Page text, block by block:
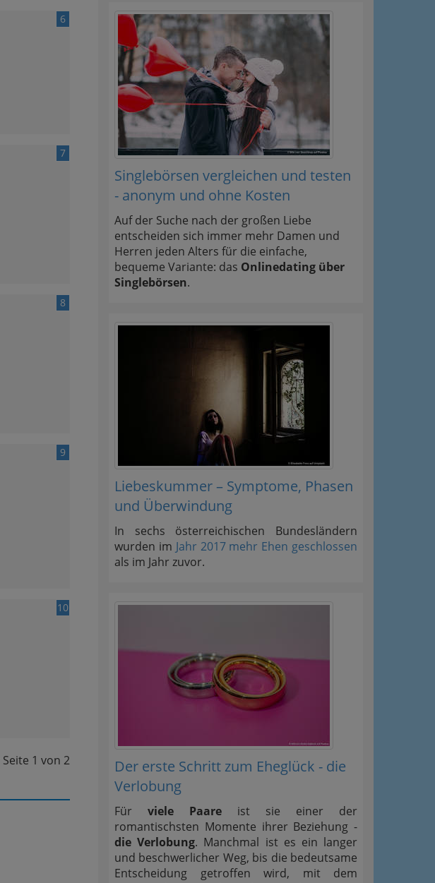
6
7
8
9
10
Seite 1 von 2
Singlebörsen vergleichen und testen
- anonym und ohne Kosten
Auf der Suche nach der großen Liebe
entscheiden sich immer mehr Damen und
Herren jeden Alters für die einfache,
bequeme Variante: das Onlinedating über
Singlebörsen.
Liebeskummer – Symptome, Phasen
und Überwindung
In sechs österreichischen Bundesländern
wurden im Jahr 2017 mehr Ehen geschlossen
als im Jahr zuvor.
Der erste Schritt zum Eheglück - die
Verlobung
Für viele Paare ist sie einer der
romantischsten Momente ihrer Beziehung -
die Verlobung. Manchmal ist es ein langer
und beschwerlicher Weg, bis die bedeutsame
Entscheidung getroffen wird, mit dem